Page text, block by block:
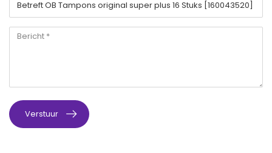
Verstuur